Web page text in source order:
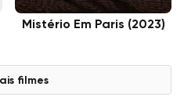
Mistério Em Paris (2023)
filmes